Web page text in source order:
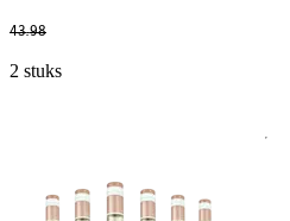
43.98
2 stuks